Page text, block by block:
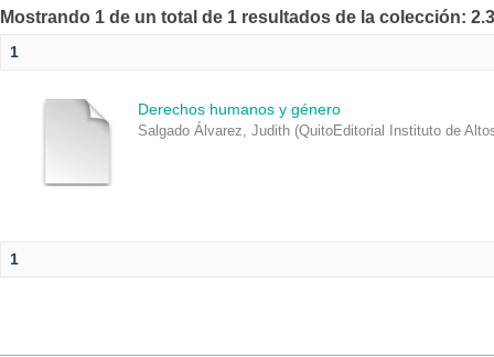
Mostrando 1 de un total de 1 resultados de la colección:
1
Derechos humanos y género
Salgado Álvarez, Judith (QuitoEditorial Instituto de
1